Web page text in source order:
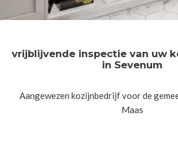
vrijblijvende inspectie van uw
in Sevenum
Aangewezen kozijnbedrijf voor de
Maas